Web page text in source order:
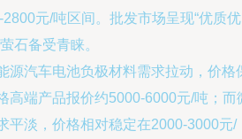
元/吨区间。批发市场呈现“优质优
石备受青睐。
源汽车电池负极材料需求拉动，价格
高端产品报价约5000-6000元/吨；而
平淡，价格相对稳定在2000-3000元/